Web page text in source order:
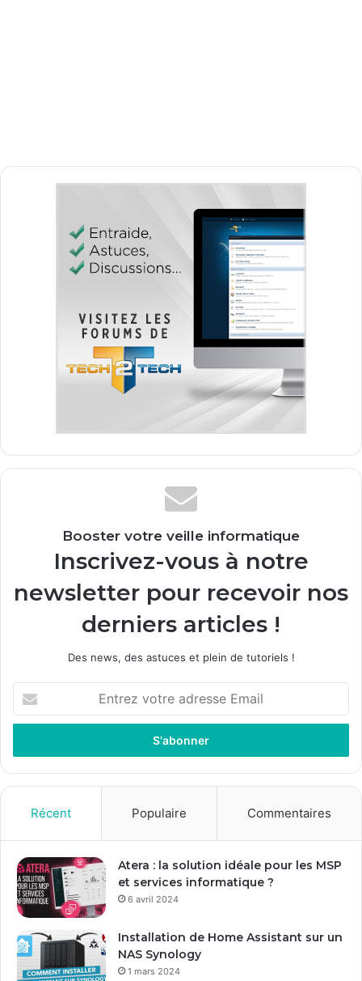
Booster votre veille informatique
Inscrivez-vous à notre
newsletter pour recevoir nos
derniers articles !
Des news, des astuces et plein de tutoriels !
t
e
z
r
e
a
d
s
Récent Populaire Commentaires
Atera : la solution idéale pour les MSP
et services informatique ?
6 avril 2024
Installation de Home Assistant sur un
NAS Synology
1 mars 2024